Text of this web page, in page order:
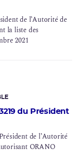
de l’Autorité de
la liste des
2021
du Président
de l’Autorité
ORANO